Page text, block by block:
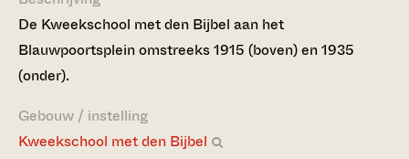
De Kweekschool met den Bijbel aan het
Blauwpoortsplein omstreeks 1915 (boven) en 1935
(onder).
Gebouw / instelling
Kweekschool met den Bijbel